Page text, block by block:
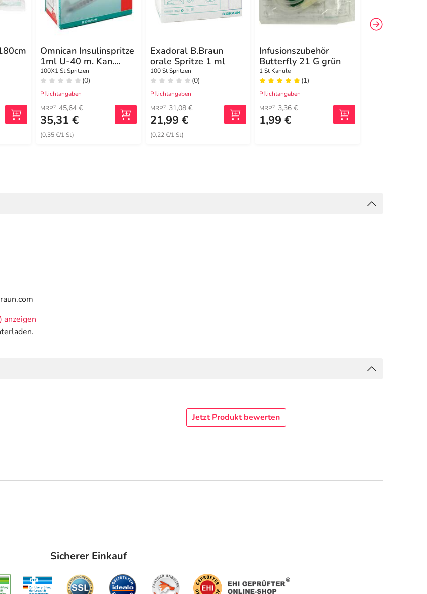
Omnican Insulinspritze
1ml U-40 m. Kan.
0,3x8mm
100X1 St Spritzen
(0)
Pflichtangaben
MRP2 45,64 €
35,31 €
(0,35 €/1 St)
Exadoral B.Braun
orale Spritze 1 ml
100 St Spritzen
(0)
Pflichtangaben
MRP2 31,08 €
21,99 €
(0,22 €/1 St)
Infusionszubehör
Butterfly 21 G grün
1 St Kanüle
(1)
Pflichtangaben
MRP2 3,36 €
1,99 €
anzeigen
Jetzt Produkt bewerten
Sicherer Einkauf